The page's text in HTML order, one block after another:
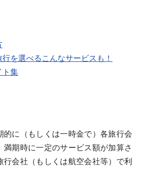
を選べるこんなサービスも！
ト集
的に（もしくは一時金で）各旅行会
満期時に一定のサービス額が加算さ
行会社（もしくは航空会社等）で利